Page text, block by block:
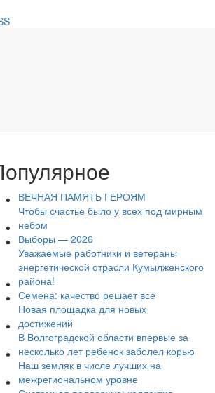
ВЕЧНАЯ ПАМЯТЬ ГЕРОЯМ
Чтобы счастье было у всех под мирным
небом
Выборы — 2026
Уважаемые работники и ветераны
энергетической отрасли Кумылженского
района!
Семена: качество решает все
Новая площадка для новых
достижений
В Волгоградской области впервые за
несколько лет ребёнок заболел корью
Наш земляк в числе лучших на
межрегиональном уровне